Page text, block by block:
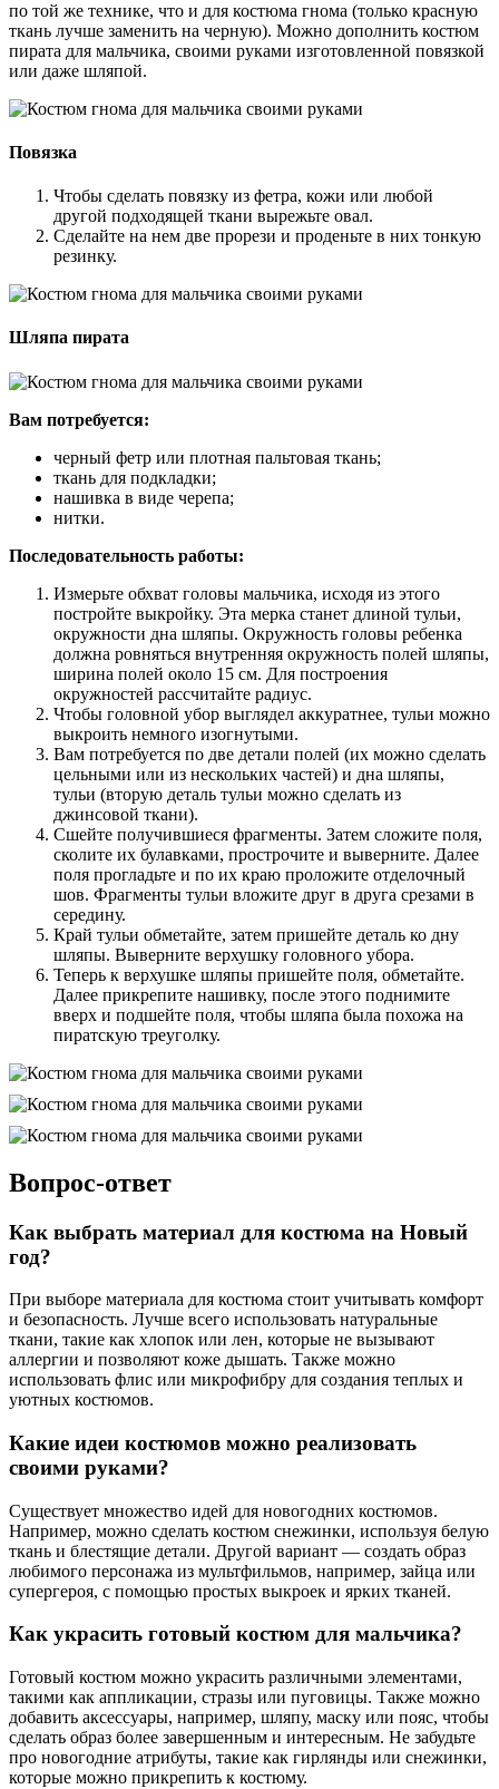
по той же технике, что и для костюма гнома (только красную
ткань лучше заменить на черную). Можно дополнить костюм
пирата для мальчика, своими руками изготовленной повязкой
или даже шляпой.
Повязка
Чтобы сделать повязку из фетра, кожи или любой
другой подходящей ткани вырежьте овал.
Сделайте на нем две прорези и проденьте в них тонкую
резинку.
Шляпа пирата
Вам потребуется:
черный фетр или плотная пальтовая ткань;
ткань для подкладки;
нашивка в виде черепа;
нитки.
Последовательность работы:
Измерьте обхват головы мальчика, исходя из этого
постройте выкройку. Эта мерка станет длиной тульи,
окружности дна шляпы. Окружность головы ребенка
должна ровняться внутренняя окружность полей шляпы,
ширина полей около 15 см. Для построения
окружностей рассчитайте радиус.
Чтобы головной убор выглядел аккуратнее, тульи можно
выкроить немного изогнутыми.
Вам потребуется по две детали полей (их можно сделать
цельными или из нескольких частей) и дна шляпы,
тульи (вторую деталь тульи можно сделать из
джинсовой ткани).
Сшейте получившиеся фрагменты. Затем сложите поля,
сколите их булавками, прострочите и выверните. Далее
поля прогладьте и по их краю проложите отделочный
шов. Фрагменты тульи вложите друг в друга срезами в
середину.
Край тульи обметайте, затем пришейте деталь ко дну
шляпы. Выверните верхушку головного убора.
Теперь к верхушке шляпы пришейте поля, обметайте.
Далее прикрепите нашивку, после этого поднимите
вверх и подшейте поля, чтобы шляпа была похожа на
пиратскую треуголку.
Вопрос-ответ
Как выбрать материал для костюма на Новый
год?
При выборе материала для костюма стоит учитывать комфорт
и безопасность. Лучше всего использовать натуральные
ткани, такие как хлопок или лен, которые не вызывают
аллергии и позволяют коже дышать. Также можно
использовать флис или микрофибру для создания теплых и
уютных костюмов.
Какие идеи костюмов можно реализовать
своими руками?
Существует множество идей для новогодних костюмов.
Например, можно сделать костюм снежинки, используя белую
ткань и блестящие детали. Другой вариант — создать образ
любимого персонажа из мультфильмов, например, зайца или
супергероя, с помощью простых выкроек и ярких тканей.
Как украсить готовый костюм для мальчика?
Готовый костюм можно украсить различными элементами,
такими как аппликации, стразы или пуговицы. Также можно
добавить аксессуары, например, шляпу, маску или пояс, чтобы
сделать образ более завершенным и интересным. Не забудьте
про новогодние атрибуты, такие как гирлянды или снежинки,
которые можно прикрепить к костюму.